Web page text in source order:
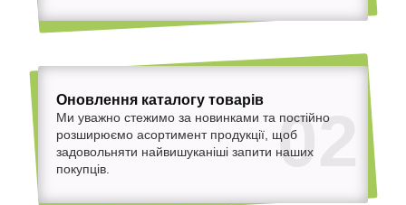
02
Оновлення каталогу товарів
Ми уважно стежимо за новинками та постійно
розширюємо асортимент продукції, щоб
задовольняти найвишуканіші запити наших
покупців.